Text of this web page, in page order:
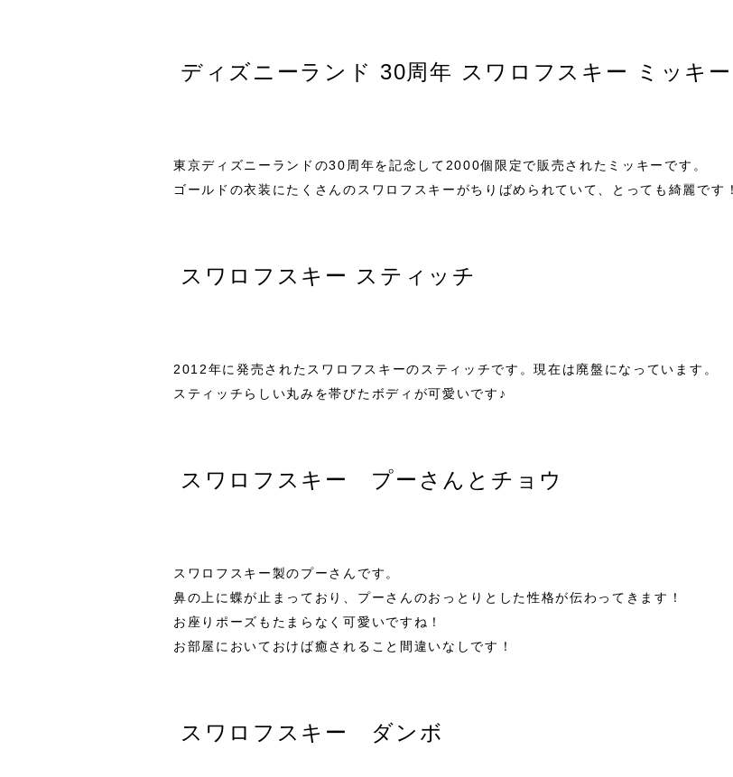
ディズニーランド 30周年 スワロフスキー ミッキー
東京ディズニーランドの30周年を記念して2000個限定で販売されたミッキーです。
ゴールドの衣装にたくさんのスワロフスキーがちりばめられていて、とっても綺麗です！
スワロフスキー スティッチ
2012年に発売されたスワロフスキーのスティッチです。現在は廃盤になっています。
スティッチらしい丸みを帯びたボディが可愛いです♪
スワロフスキー プーさんとチョウ
スワロフスキー製のプーさんです。
鼻の上に蝶が止まっており、プーさんのおっとりとした性格が伝わってきます！
お座りポーズもたまらなく可愛いですね！
お部屋においておけば癒されること間違いなしです！
スワロフスキー ダンボ